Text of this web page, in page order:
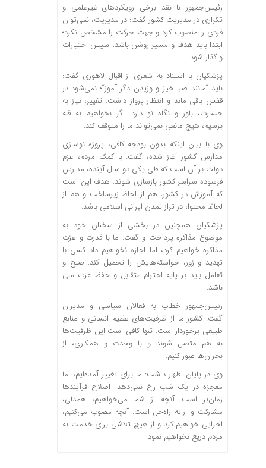
رئیس‌جمهور با نقد برخی رویکردهای غیرعلمی و
تکراری در مدیریت کشور گفت: در مدیریت، نمی‌توان
فردی را منصوب کرد و جهت حرکت را مشخص نکرد؛
ابتدا باید هدف و مسیر روشن باشد، سپس اختیارات
واگذار شود.
پزشکیان با استناد به شعری از اقبال لاهوری گفت:
باید “مانند صبا خیز و وزیدن دگر آموز“؛ نمی‌شود در
قفس باقی ماند و انتظار پرواز داشت. تغییر، نیاز به
جسارت، باور و نگاه نو دارد. اگر بخواهیم به قله
برسیم، هیچ مانعی نمی‌تواند ما را متوقف کند.
وی با بیان اینکه بدون بودجه کافی، پروژه نوسازی
مدارس کشور آغاز شده، گفت: با کمک مردم، عزم
دولت بر آن است که طی یکی دو سال آینده، مدارس
فرسوده سراسر کشور بازسازی شوند. هدف این است
که آموزش در کشور، هم از لحاظ زیرساخت و هم از
لحاظ محتوا، در تراز تمدن ایرانی-اسلامی باشد.
پزشکیان همچنین در بخشی از سخنان خود به
موضوع مذاکره پرداخت و گفت: ما با قدرت و عزت
مذاکره خواهیم کرد، اما اجازه نخواهیم داد کسی با
تهدید و زور، خواسته‌هایش را تحمیل کند. صلح و
تعامل باید بر پایه احترام متقابل و حفظ عزت ملی
باشد.
رئیس‌جمهور خطاب به فعالان سیاسی و مدیران
گفت: کشور ما از ظرفیت‌های عظیم انسانی و منابع
طبیعی برخوردار است. تنها کافی است این ظرفیت‌ها
به هم متصل شوند و با وحدت و همکاری، از
بحران‌ها عبور کنیم.
وی در پایان اظهار داشت: ما برای تغییر آمده‌ایم، اما
معجزه در یک شب رخ نمی‌دهد. اصلاح فرآیندها
زمان‌بر است. آنچه از شما می‌خواهیم، همدلی،
مشارکت و ارائه راه‌حل است. آنچه مصوب می‌کنیم،
اجرایی خواهیم کرد و از هیچ تلاشی برای خدمت به
مردم دریغ نخواهیم نمود.